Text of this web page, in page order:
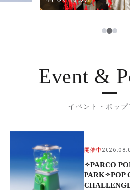
12
Event &
イベント・ポップ
開催中
✧PARCO
PARK✧POP